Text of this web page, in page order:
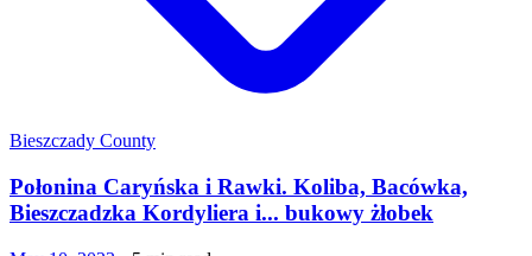
Bieszczady County
Połonina Caryńska i Rawki. Koliba, Bacówka,
Bieszczadzka Kordyliera i... bukowy żłobek